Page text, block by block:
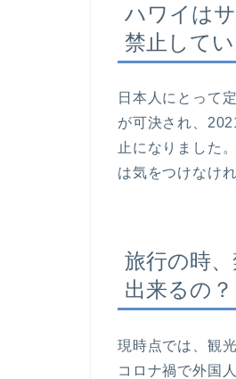
ハワイは
禁止してい
日本人にとって
が可決され、
止になりました
は気をつけなけ
旅行の時
出来るの？
現時点では、観
コロナ禍で外国